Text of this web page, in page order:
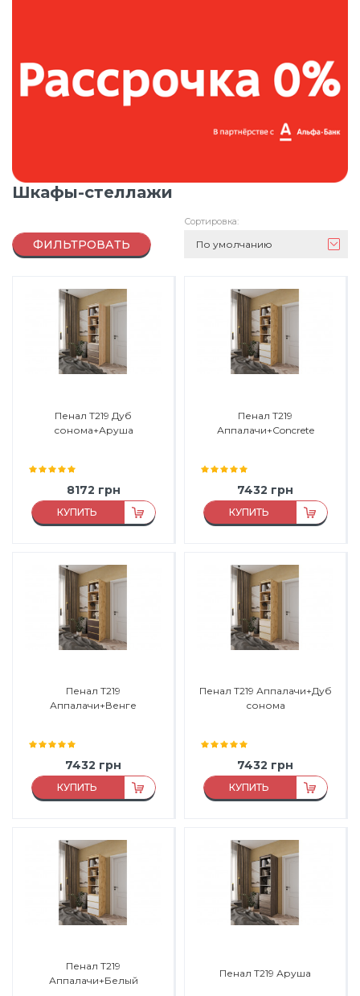
Шкафы-стеллажи
ФИЛЬТРОВАТЬ
Сортировка:
По умолчанию
Пенал Т219 Дуб
сонома+Аруша
8172 грн
КУПИТЬ
Материал каркаса:
Материал фасада: ДСП
Производитель: Морели
Пенал Т219
Аппалачи+Concrete
7432 грн
КУПИТЬ
Материал каркаса:
Материал фасада: ДСП
Производитель: Морели
Пенал Т219
Аппалачи+Венге
7432 грн
КУПИТЬ
Материал каркаса:
Материал фасада: ДСП
Производитель: Морели
Пенал Т219 Аппалачи+Дуб
сонома
7432 грн
КУПИТЬ
Материал каркаса:
Материал фасада: ДСП
Производитель: Морели
Пенал Т219
Аппалачи+Белый
Пенал Т219 Аруша